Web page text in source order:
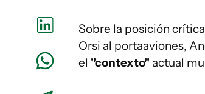
Sobre la posición
Orsi al portaaviones,
el "contexto" actual